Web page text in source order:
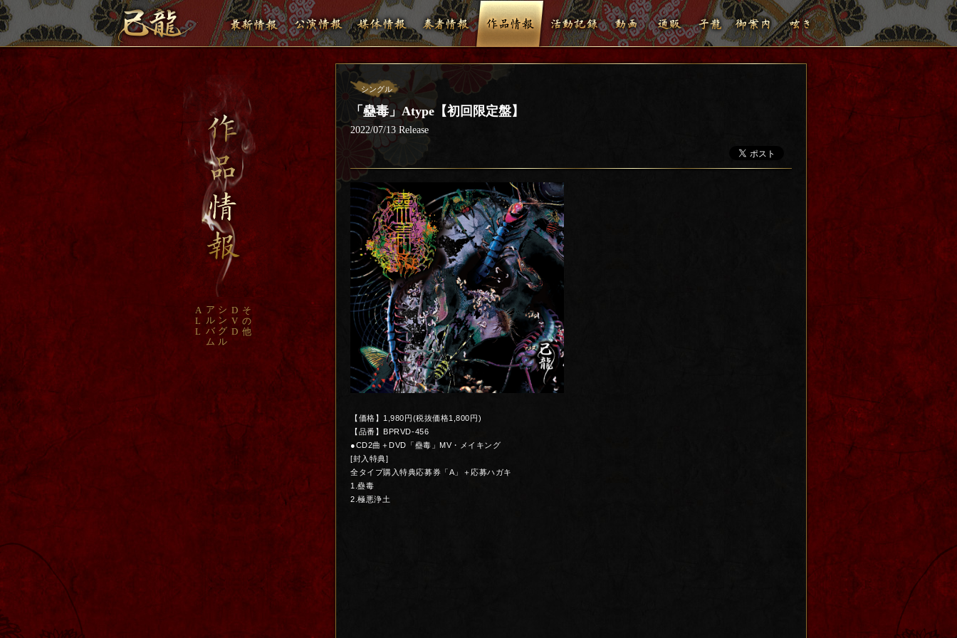
A
L
L
ア
ル
バ
ム
シ
ン
グ
ル
D
V
D
そ
の
他
シングル
「蠱毒」Atype【初回限定盤】
2022/07/13 Release
【価格】1,980円(税抜価格1,800円)
【品番】BPRVD-456
●CD2曲＋DVD「蠱毒」MV・メイキング
[封入特典]
全タイプ購入特典応募券「A」＋応募ハガキ
1.蠱毒
2.極悪浄土